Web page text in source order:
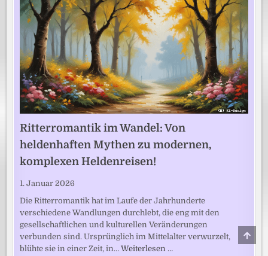
Ritterromantik im Wandel: Von
heldenhaften Mythen zu modernen,
komplexen Heldenreisen!
1. Januar 2026
Die Ritterromantik hat im Laufe der Jahrhunderte
verschiedene Wandlungen durchlebt, die eng mit den
gesellschaftlichen und kulturellen Veränderungen
verbunden sind. Ursprünglich im Mittelalter verwurzelt,
blühte sie in einer Zeit, in…Weiterlesen … TO